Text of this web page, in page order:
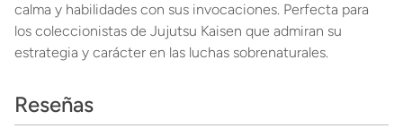
calma y habilidades con sus invocaciones. Perfecta para
los coleccionistas de Jujutsu Kaisen que admiran su
estrategia y carácter en las luchas sobrenaturales.
Reseñas